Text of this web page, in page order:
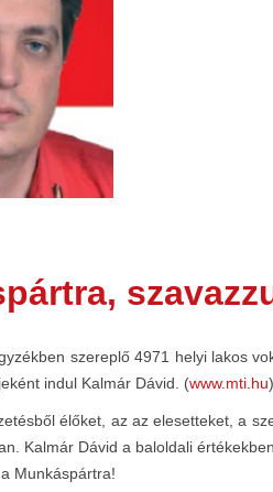
szereplő 4971 helyi lakos
indul Kalmár Dávid. (www.mti.hu)
élőket, az az elesetteket, a
Kalmár Dávid a baloldali
Munkáspártra!